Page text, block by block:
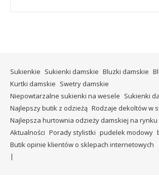
Sukienkie Sukienki damskie Bluzki damskie
Kurtki damskie Swetry damskie
Niepowtarzalne sukienki na wesele Sukienki
Najlepszy butik z odzieżą Rodzaje dekoltów w
Najlepsza hurtownia odzieży damskiej na rynku
Aktualności Porady stylistki pudelek modowy
Butik opinie klientów o sklepach internetowych